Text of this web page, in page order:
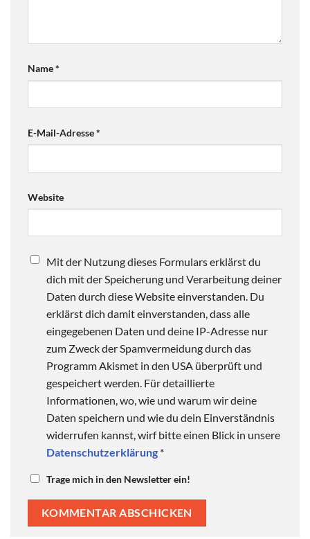
Name*
E-Mail-Adresse*
Website
Mit der Nutzung dieses Formulars erklärst du
dich mit der Speicherung und Verarbeitung deiner
Daten durch diese Website einverstanden. Du
erklärst dich damit einverstanden, dass alle
eingegebenen Daten und deine IP-Adresse nur
zum Zweck der Spamvermeidung durch das
Programm Akismet in den USA überprüft und
gespeichert werden. Für detaillierte
Informationen, wo, wie und warum wir deine
Daten speichern und wie du dein Einverständnis
widerrufen kannst, wirf bitte einen Blick in unsere
Datenschutzerklärung *
Trage mich in den Newsletter ein!